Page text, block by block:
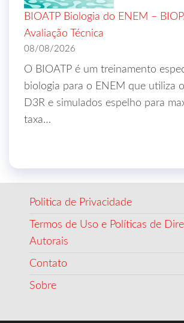
BIOATP Biologia do ENEM –
Avaliação Técnica
08/08/2026
O BIOATP é um treinamento
biologia para o ENEM que utiliza
D3R e simulados espelho para
taxa…
Politica de Privacidade
Termos de Uso e Políticas de
Autorais
Contato
Sobre